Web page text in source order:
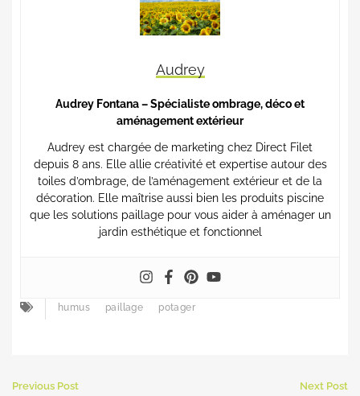
Audrey
Audrey Fontana – Spécialiste ombrage, déco et
aménagement extérieur
Audrey est chargée de marketing chez Direct Filet
depuis 8 ans. Elle allie créativité et expertise autour des
toiles d’ombrage, de l’aménagement extérieur et de la
décoration. Elle maîtrise aussi bien les produits piscine
que les solutions paillage pour vous aider à aménager un
jardin esthétique et fonctionnel
humus paillage potager
Previous Post Next Post